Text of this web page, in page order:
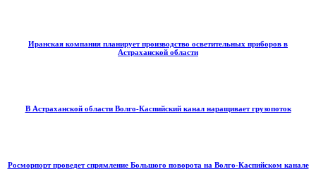
Иранская компания планирует производство осветительных приборов в
Астраханской области
В Астраханской области Волго-Каспийский канал наращивает грузопоток
Росморпорт проведет спрямление Большого поворота на Волго-Каспийском канале